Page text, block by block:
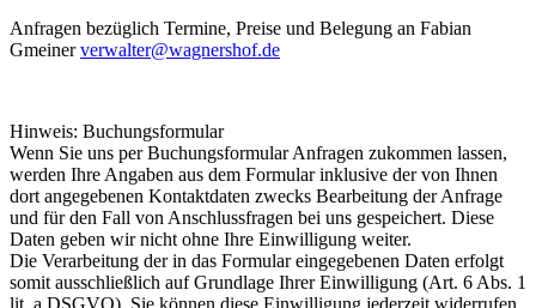
Anfragen bezüglich Termine, Preise und Belegung an Fabian
Gmeinerverwalter@wagnershof.de
Hinweis: Buchungsformular
Wenn Sie uns per Buchungsformular Anfragen zukommen lassen,
werden Ihre Angaben aus dem Formular inklusive der von Ihnen
dort angegebenen Kontaktdaten zwecks Bearbeitung der Anfrage
und für den Fall von Anschlussfragen bei uns gespeichert. Diese
Daten geben wir nicht ohne Ihre Einwilligung weiter.
Die Verarbeitung der in das Formular eingegebenen Daten erfolgt
somit ausschließlich auf Grundlage Ihrer Einwilligung (Art. 6 Abs. 1
lit. a DSGVO). Sie können diese Einwilligung jederzeit widerrufen.